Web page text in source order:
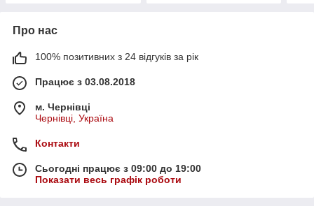
Про нас
100% позитивних з 24 відгуків за рік
Працює з 03.08.2018
м. Чернівці
Чернівці, Україна
Контакти
Сьогодні працює з 09:00 до 19:00
Показати весь графік роботи